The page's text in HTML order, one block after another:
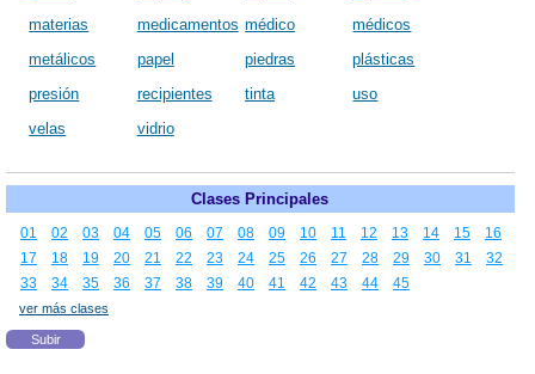
materias
medicamentos médico
médicos
metálicos
papel piedras
plásticas
presión
recipientes tinta
uso
velas
vidrio
Clases Principales
01 02 03 04 05 06 07 08 09 10 11 12 13 14 15
16
17
18 19 20 21 22 23 24 25 26 27 28 29 30 31
32
33
34 35 36 37 38 39 40 41 42 43 44 45
ver más clases
Subir